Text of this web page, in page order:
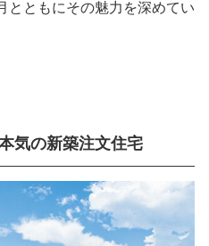
とともにその魅力を深めてい
気の新築注文住宅